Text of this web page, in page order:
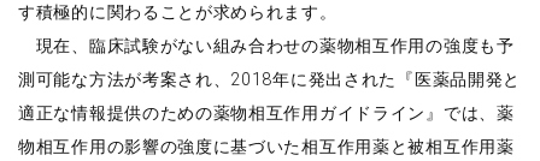
す積極的に関わることが求められます。
現在、臨床試験がない組み合わせの薬物相互作用の強度も予
測可能な方法が考案され、2018年に発出された『医薬品開発と
適正な情報提供のための薬物相互作用ガイドライン』では、薬
物相互作用の影響の強度に基づいた相互作用薬と被相互作用薬